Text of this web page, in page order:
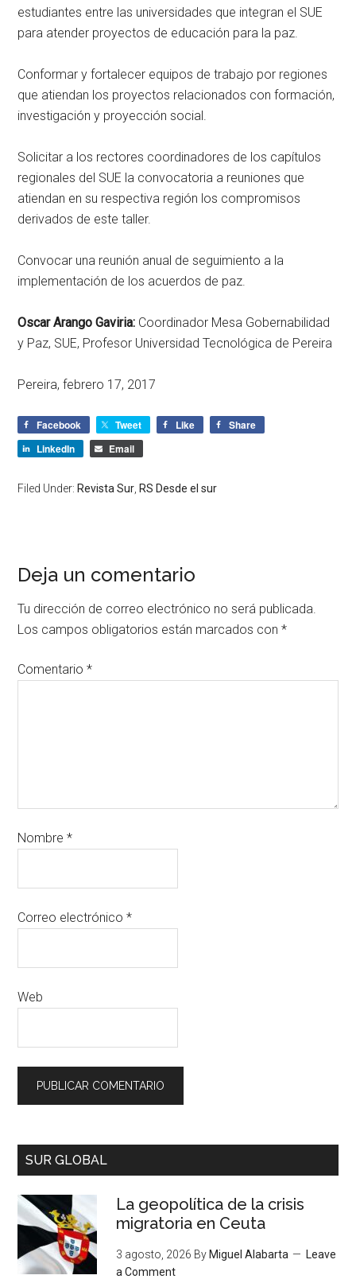
estudiantes entre las universidades que integran el SUE
para atender proyectos de educación para la paz.
Conformar y fortalecer equipos de trabajo por regiones
que atiendan los proyectos relacionados con formación,
investigación y proyección social.
Solicitar a los rectores coordinadores de los capítulos
regionales del SUE la convocatoria a reuniones que
atiendan en su respectiva región los compromisos
derivados de este taller.
Convocar una reunión anual de seguimiento a la
implementación de los acuerdos de paz.
Oscar Arango Gaviria: Coordinador Mesa Gobernabilidad
y Paz, SUE, Profesor Universidad Tecnológica de Pereira
Pereira, febrero 17, 2017
Facebook Tweet Like
Share
LinkedIn
Email
Filed Under: Revista Sur RS Desde el sur
Deja un comentario
Tu dirección de correo electrónico no será publicada.
Los campos obligatorios están marcados con*
Comentario*
Nombre*
Correo electrónico*
Web
SUR GLOBAL
La geopolítica de la crisis
migratoria en Ceuta
3 agosto, 2026 By Miguel Alabarta
Leave
a Comment